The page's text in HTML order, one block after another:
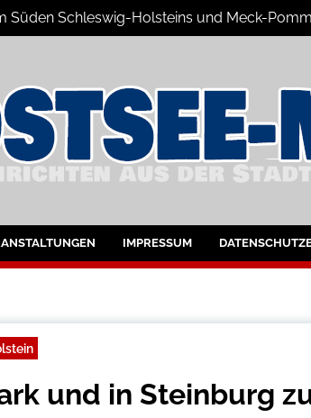
Süden Schleswig-Holsteins und Meck-
Blog
IMPRESSUM
und in Steinburg